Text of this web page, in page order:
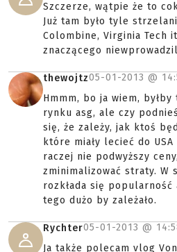
Szczerze, wątpie że to
Już tam było tyle
Colombine, Virginia Tech
znaczącego
thewojtz05-01-2013 @
Hmmm, bo ja wiem,
rynku asg, ale czy
się, że zależy, jak ktoś
które miały lecieć do
raczej nie podwyższy
zminimalizować straty. W
rozkłada się popularność
tego dużo by zależało.
Rychter05-01-2013 @
Ja także polecam vlog